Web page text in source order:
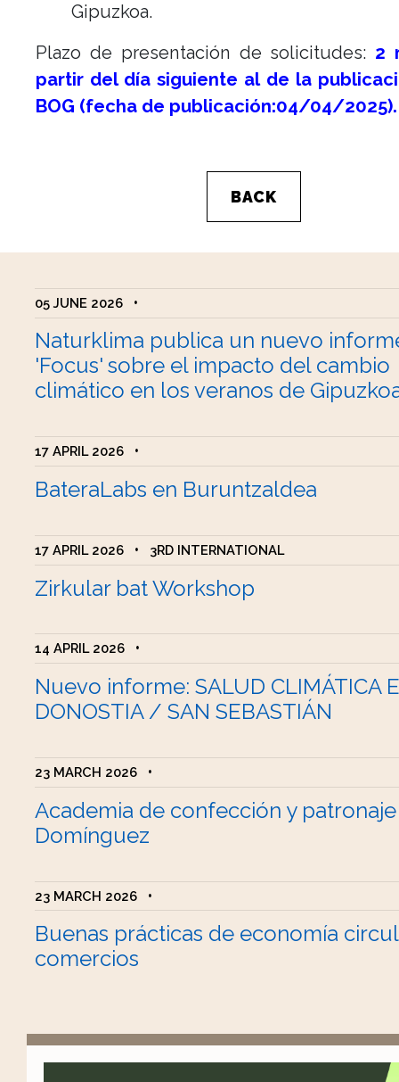
Gipuzkoa.
Plazo de presentación de solicitudes: 2
partir del día siguiente al de la
BOG (fecha de publicación:04/04/
BACK
05 JUNE 2026 •
Naturklima publica un nuevo
'Focus' sobre el impacto del cambio
climático en los veranos de
17 APRIL 2026 •
BateraLabs en Buruntzaldea
17 APRIL 2026 • 3RD INTERNATIONAL
Zirkular bat Workshop
14 APRIL 2026 •
Nuevo informe: SALUD CLIMÁTICA
DONOSTIA / SAN SEBASTIÁN
23 MARCH 2026 •
Academia de confección y
Domínguez
23 MARCH 2026 •
Buenas prácticas de economía
comercios